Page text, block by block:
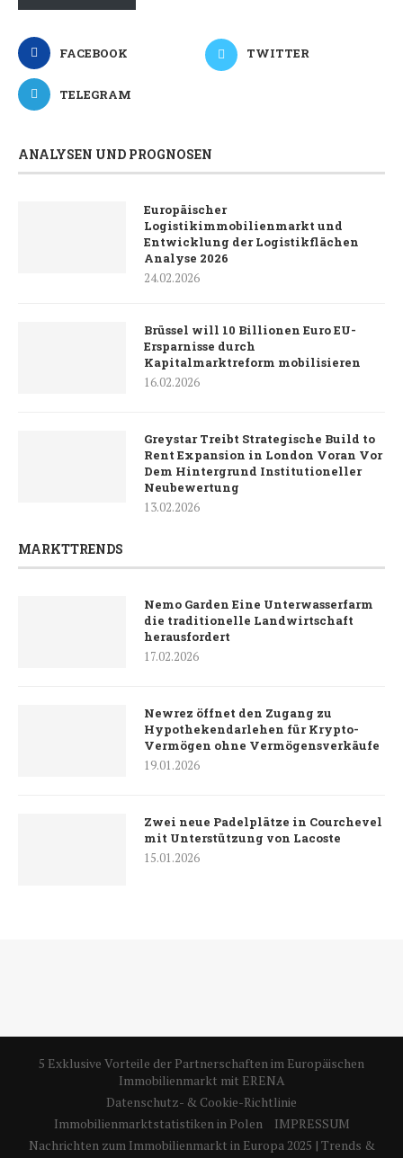
FACEBOOK TWITTER
TELEGRAM
ANALYSEN UND PROGNOSEN
Europäischer
Logistikimmobilienmarkt und
Entwicklung der Logistikflächen
Analyse 2026
24.02.2026
Brüssel will 10 Billionen Euro EU-
Ersparnisse durch
Kapitalmarktreform mobilisieren
16.02.2026
Greystar Treibt Strategische Build to
Rent Expansion in London Voran Vor
Dem Hintergrund Institutioneller
Neubewertung
13.02.2026
MARKTTRENDS
Nemo Garden Eine Unterwasserfarm
die traditionelle Landwirtschaft
herausfordert
17.02.2026
Newrez öffnet den Zugang zu
Hypothekendarlehen für Krypto-
Vermögen ohne Vermögensverkäufe
19.01.2026
Zwei neue Padelplätze in Courchevel
mit Unterstützung von Lacoste
15.01.2026
5 Exklusive Vorteile der Partnerschaften im Europäischen
Immobilienmarkt mit ERENA
Datenschutz- & Cookie-Richtlinie
Immobilienmarktstatistiken in Polen
IMPRESSUM
Nachrichten zum Immobilienmarkt in Europa 2025 | Trends &